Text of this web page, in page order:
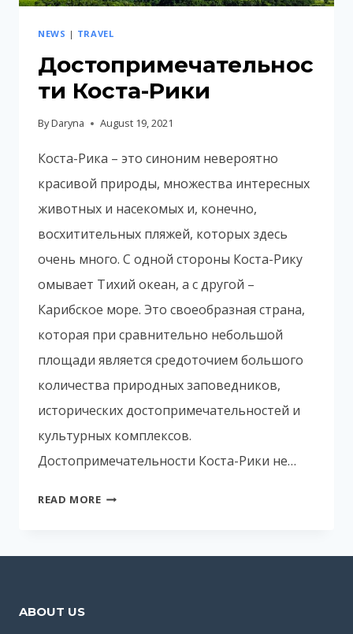
NEWS | TRAVEL
Достопримечательнос
ти Коста-Рики
ByDaryna August 19, 2021
Коста-Рика – это синоним невероятно
красивой природы, множества интересных
животных и насекомых и, конечно,
восхитительных пляжей, которых здесь
очень много. С одной стороны Коста-Рику
омывает Тихий океан, а с другой –
Карибское море. Это своеобразная страна,
которая при сравнительно небольшой
площади является средоточием большого
количества природных заповедников,
исторических достопримечательностей и
культурных комплексов.
Достопримечательности Коста-Рики не…
READ MOREДОСТОПРИМЕЧАТЕЛЬНОСТИ
ABOUT US